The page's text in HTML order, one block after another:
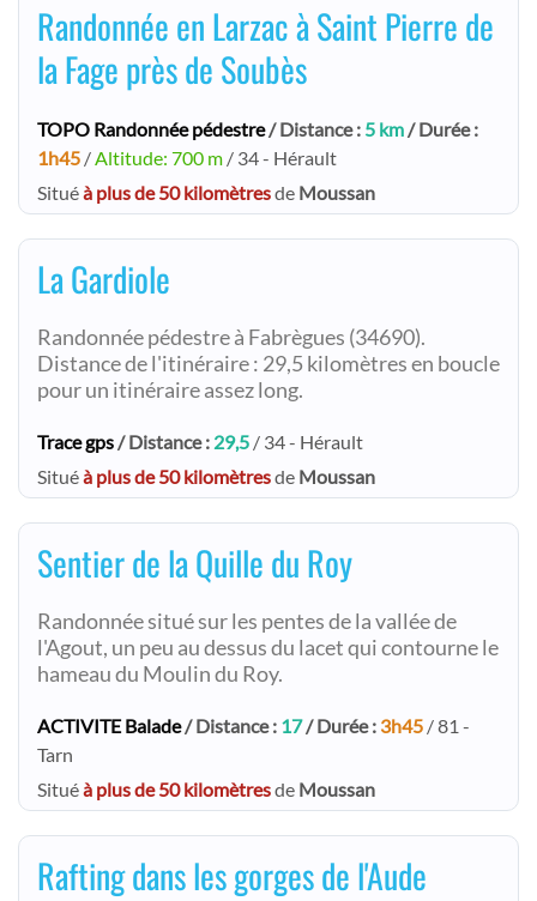
Randonnée en Larzac à Saint Pierre de
la Fage près de Soubès
TOPO Randonnée pédestre/ Distance : 5 km/ Durée :
1h45 /Altitude: 700 m / 34 - Hérault
Situéà plus de 50 kilomètresde Moussan
La Gardiole
Randonnée pédestre à Fabrègues (34690).
Distance de l'itinéraire : 29,5 kilomètres en boucle
pour un itinéraire assez long.
Trace gps/ Distance : 29,5 / 34 - Hérault
Situéà plus de 50 kilomètresde Moussan
Sentier de la Quille du Roy
Randonnée situé sur les pentes de la vallée de
l'Agout, un peu au dessus du lacet qui contourne le
hameau du Moulin du Roy.
ACTIVITE Balade/ Distance : 17/ Durée : 3h45 / 81 -
Tarn
Situéà plus de 50 kilomètresde Moussan
Rafting dans les gorges de l'Aude